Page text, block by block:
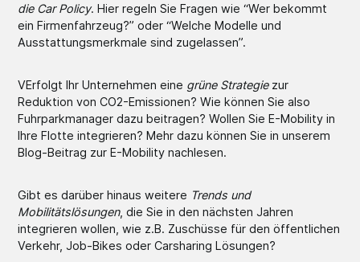
die Car Policy. Hier regeln Sie Fragen wie “Wer bekommt
ein Firmenfahrzeug?” oder “Welche Modelle und
Ausstattungsmerkmale sind zugelassen”.
VErfolgt Ihr Unternehmen eine grüne Strategiezur
Reduktion von CO2-Emissionen? Wie können Sie also
Fuhrparkmanager dazu beitragen? Wollen Sie E-Mobility in
Ihre Flotte integrieren? Mehr dazu können Sie in unserem
Blog-Beitrag zur E-Mobility nachlesen.
Gibt es darüber hinaus weitere Trends und
Mobilitätslösungen, die Sie in den nächsten Jahren
integrieren wollen, wie z.B. Zuschüsse für den öffentlichen
Verkehr, Job-Bikes oder Carsharing Lösungen?